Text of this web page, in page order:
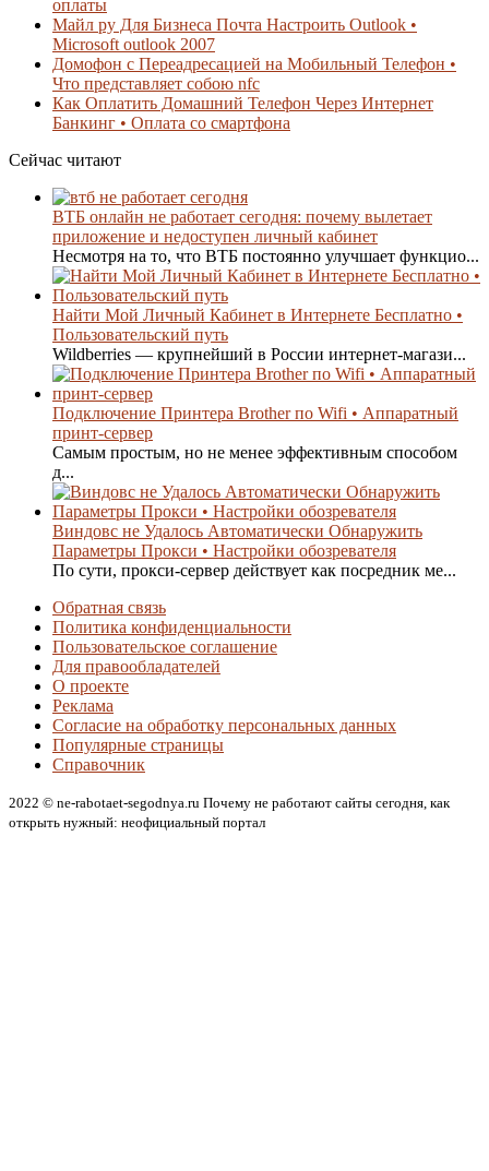
оплаты
Майл ру Для Бизнеса Почта Настроить Outlook •
Microsoft outlook 2007
Домофон с Переадресацией на Мобильный Телефон •
Что представляет собою nfc
Как Оплатить Домашний Телефон Через Интернет
Банкинг • Оплата со смартфона
Сейчас читают
ВТБ онлайн не работает сегодня: почему вылетает
приложение и недоступен личный кабинет
Несмотря на то, что ВТБ постоянно улучшает функцио...
Найти Мой Личный Кабинет в Интернете Бесплатно •
Пользовательский путь
Wildberries — крупнейший в России интернет-магази...
Подключение Принтера Brother по Wifi • Аппаратный
принт-сервер
Самым простым, но не менее эффективным способом
д...
Виндовс не Удалось Автоматически Обнаружить
Параметры Прокси • Настройки обозревателя
По сути, прокси-сервер действует как посредник ме...
Обратная связь
Политика конфиденциальности
Пользовательское соглашение
Для правообладателей
О проекте
Реклама
Согласие на обработку персональных данных
Популярные страницы
Справочник
2022 © ne-rabotaet-segodnya.ru Почему не работают сайты сегодня, как
открыть нужный: неофициальный портал